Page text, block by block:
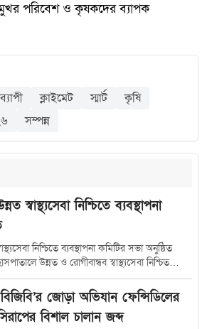
পরিবেশ ও কৃষকদের ব্যাপক
ক্লাইমেট স্মার্ট
কৃষি
সম্পন্ন
স্বাস্থ্যসেবা নিশ্চিতে ব্যবস্থাপনা
নিশ্চিতে ব্যবস্থাপনা কমিটির সভা অনুষ্ঠিত
উন্নত ও রোগীবান্ধব স্বাস্থ্যসেবা নিশ্চিত
কমিটির সমন্বয় সভা অনুষ্ঠিত হয়েছে। শুক্রবার (১০
কনফারেন্স রুমে আয়োজিত এ সভায়
(সদর) আসনের সংসদ সদস্য মৎস্য ও প্রাণিসম্পদ
কমিটির সভাপতি সুলতান সালাউদ্দিন টুকু।
জোড়া অভিযান ফেন্সিডিলের
বিশাল চালান জব্দ